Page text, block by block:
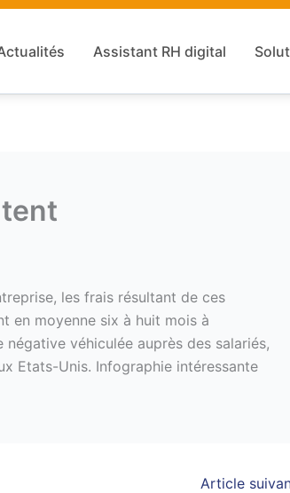
Assistant RH digital
les frais résultant de ces
en moyenne six à huit mois à
négative véhiculée auprès des salariés,
Etats-Unis. Infographie intéressante
Article